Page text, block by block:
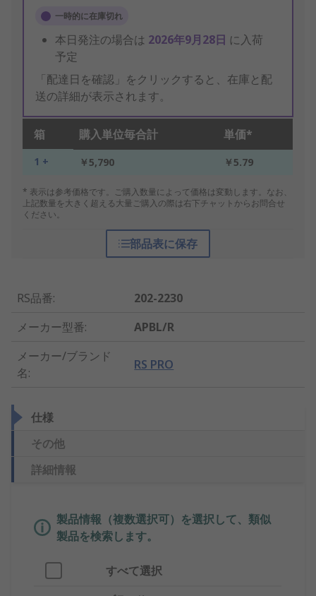
一時的に在庫切れ
本日発注の場合は 2026年9月28日 に入荷
予定
「配達日を確認」をクリックすると、在庫と配
送の詳細が表示されます。
箱 購入単位毎合計 単価*
1 + ￥5,790 ￥5.79
* 表示は参考価格です。ご購入数量によって価格は変動します。なお、
上記数量を大きく超える大量ご購入の際は右下チャットからお問合せ
ください。
部品表に保存
RS品番:
202-2230
メーカー型番:
APBL/R
メーカー/ブランド
名:
RS PRO
仕様
その他
詳細情報
製品情報（複数選択可）を選択して、類似
製品を検索します。
すべて選択